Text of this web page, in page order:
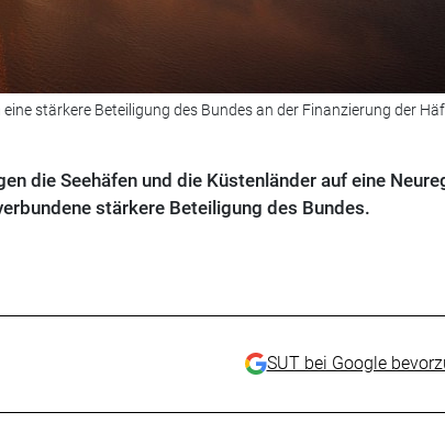
stärkere Beteiligung des Bundes an der Finanzierung der
die Seehäfen und die Küstenländer auf eine
stärkere Beteiligung des Bundes.
SUT bei Google